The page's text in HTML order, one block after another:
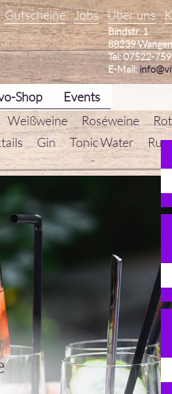
Bindstr. 1
88239
Tel: 07522-
E-Mail:
Shop Events
Gutscheine Jobs Über uns
Weißweine Roséweine
Gin Tonic Water